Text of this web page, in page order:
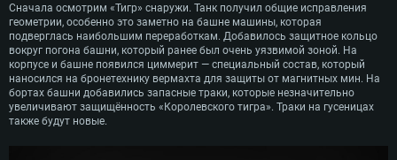
Сначала осмотрим «Тигр» снаружи. Танк получил общие исправления
геометрии, особенно это заметно на башне машины, которая
подверглась наибольшим переработкам. Добавилось защитное кольцо
вокруг погона башни, который ранее был очень уязвимой зоной. На
корпусе и башне появился циммерит — специальный состав, который
наносился на бронетехнику вермахта для защиты от магнитных мин. На
бортах башни добавились запасные траки, которые незначительно
увеличивают защищённость «Королевского тигра». Траки на гусеницах
также будут новые.